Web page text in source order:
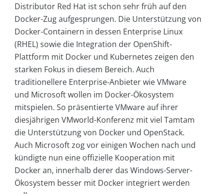
Distributor Red Hat ist schon sehr früh auf den
Docker-Zug aufgesprungen. Die Unterstützung von
Docker-Containern in dessen Enterprise Linux
(RHEL) sowie die Integration der OpenShift-
Plattform mit Docker und Kubernetes zeigen den
starken Fokus in diesem Bereich. Auch
traditionellere Enterprise-Anbieter wie VMware
und Microsoft wollen im Docker-Ökosystem
mitspielen. So präsentierte VMware auf ihrer
diesjährigen VMworld-Konferenz mit viel Tamtam
die Unterstützung von Docker und OpenStack.
Auch Microsoft zog vor einigen Wochen nach und
kündigte nun eine offizielle Kooperation mit
Docker an, innerhalb derer das Windows-Server-
Ökosystem besser mit Docker integriert werden